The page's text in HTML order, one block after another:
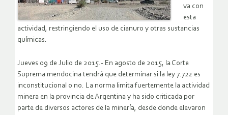
va con
esta
actividad, restringiendo el uso de cianuro y otras sustancias
químicas.
Jueves 09 de Julio de 2015.- En agosto de 2015, la Corte
Suprema mendocina tendrá que determinar si la ley 7.722 es
inconstitucional o no. La norma limita fuertemente la actividad
minera en la provincia de Argentina y ha sido criticada por
parte de diversos actores de la minería, desde donde elevaron